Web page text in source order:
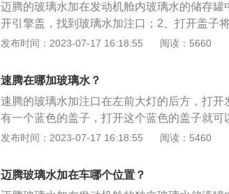
迈腾的玻璃水加在发动机舱内玻璃水的储存
开引擎盖，找到玻璃水加注口；2、打开盖子
察液面达到刻度线即可。以2020款迈腾为例
款迈腾前悬架是麦弗逊式独立悬架，后悬架是
与其匹配的是7挡双离合变速箱。
发布时间：2023-07-17 16:18:55 阅读：5660
速腾在哪加玻璃水？
速腾的玻璃水加注口在左前大灯的后方，打
有一个蓝色的盖子，打开这个蓝色的盖子就
一款紧凑型轿车，这款车的轴距为2731毫米
一款是1.4升涡轮增压发动机。1.2升涡轮增压
大扭矩，1.4升涡轮增压发动机拥有150马力和
发布时间：2023-07-17 16:18:55 阅读：5460
迈腾玻璃水加在车哪个位置？